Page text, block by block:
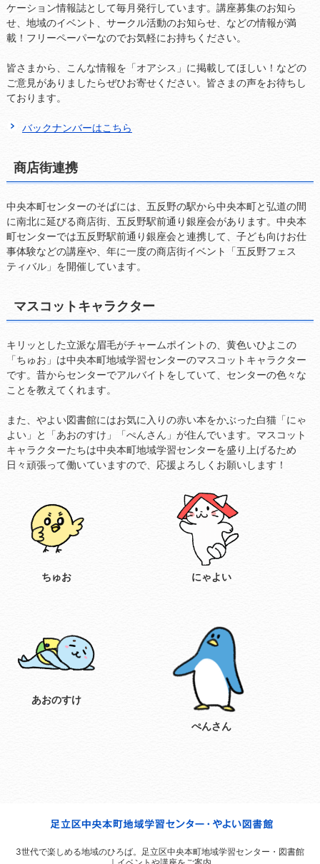
ケーション情報誌として毎月発行しています。講座募集のお知ら
せ、地域のイベント、サークル活動のお知らせ、などの情報が満
載！フリーペーパーなのでお気軽にお持ちください。
皆さまから、こんな情報を「オアシス」に掲載してほしい！などの
ご意見がありましたらぜひお寄せください。皆さまの声をお待ちし
ております。
バックナンバーはこちら
商店街連携
中央本町センターのそばには、五反野の駅から中央本町と弘道の間
に南北に延びる商店街、五反野駅前通り銀座会があります。中央本
町センターでは五反野駅前通り銀座会と連携して、子ども向けお仕
事体験などの講座や、年に一度の商店街イベント「五反野フェス
ティバル」を開催しています。
マスコットキャラクター
キリッとした立派な眉毛がチャームポイントの、黄色いひよこの
「ちゅお」は中央本町地域学習センターのマスコットキャラクター
です。昔からセンターでアルバイトをしていて、センターの色々な
ことを教えてくれます。
また、やよい図書館にはお気に入りの赤い本をかぶった白猫「にゃ
よい」と「あおのすけ」「ぺんさん」が住んでいます。マスコット
キャラクターたちは中央本町地域学習センターを盛り上げるため
日々頑張って働いていますので、応援よろしくお願いします！
ちゅお にゃよい
あおのすけ
ぺんさん
3世代で楽しめる地域のひろば。 足立区中央本町地域学習センター・図書館